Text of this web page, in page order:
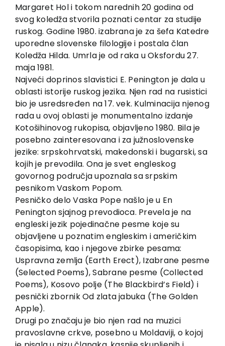
Margaret Hol i tokom narednih 20 godina od
svog koledža stvorila poznati centar za studije
ruskog. Godine 1980. izabrana je za šefa Katedre
uporedne slovenske filologije i postala član
Koledža Hilda. Umrla je od raka u Oksfordu 27.
maja 1981.
Najveći doprinos slavistici E. Penington je dala u
oblasti istorije ruskog jezika. Njen rad na rusistici
bio je usredsređen na 17. vek. Kulminacija njenog
rada u ovoj oblasti je monumentalno izdanje
Kotošihinovog rukopisa, objavljeno 1980. Bila je
posebno zainteresovana i za južnoslovenske
jezike: srpskohrvatski, makedonski i bugarski, sa
kojih je prevodila. Ona je svet engleskog
govornog područja upoznala sa srpskim
pesnikom Vaskom Popom.
Pesničko delo Vaska Pope našlo je u En
Penington sjajnog prevodioca. Prevela je na
engleski jezik pojedinačne pesme koje su
objavljene u poznatim engleskim i američkim
časopisima, kao i njegove zbirke pesama:
Uspravna zemlja (Earth Erect), Izabrane pesme
(Selected Poems), Sabrane pesme (Collected
Poems), Kosovo polje (The Blackbird’s Field) i
pesnički zbornik Od zlata jabuka (The Golden
Apple).
Drugi po značaju je bio njen rad na muzici
pravoslavne crkve, posebno u Moldaviji, o kojoj